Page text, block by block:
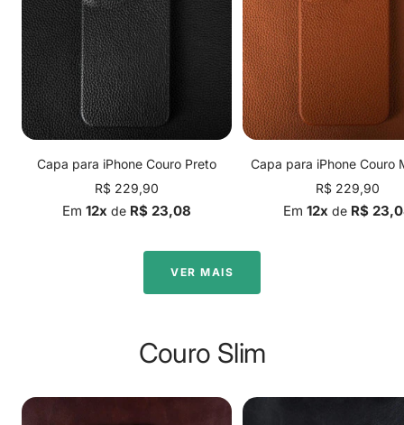
Capa para iPhone Couro Preto
Preço
promocional
R$ 229,90
Em 12x de R$ 23,08
Capa para iPhone Couro
Preço
promocional
R$ 229,90
Em 12x de R$
VER MAIS
Couro Slim